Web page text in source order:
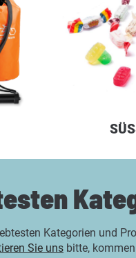
Kategorien und
Sie uns bitte,